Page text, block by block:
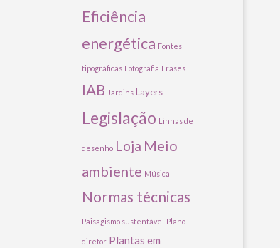
Eficiência
energética Fontes
tipográficas Fotografia Frases
IAB Jardins Layers
Legislação Linhas de
desenho Loja Meio
ambiente Música
Normas técnicas
Paisagismo sustentável Plano
diretor Plantas em